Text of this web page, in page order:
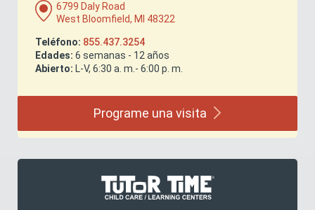
6799 Daly Road
West Bloomfield, MI 48322
Teléfono: 855.437.3254
Edades: 6 semanas - 12 años
Abierto: L-V, 6:30 a. m.- 6:00 p. m.
Programe una visita